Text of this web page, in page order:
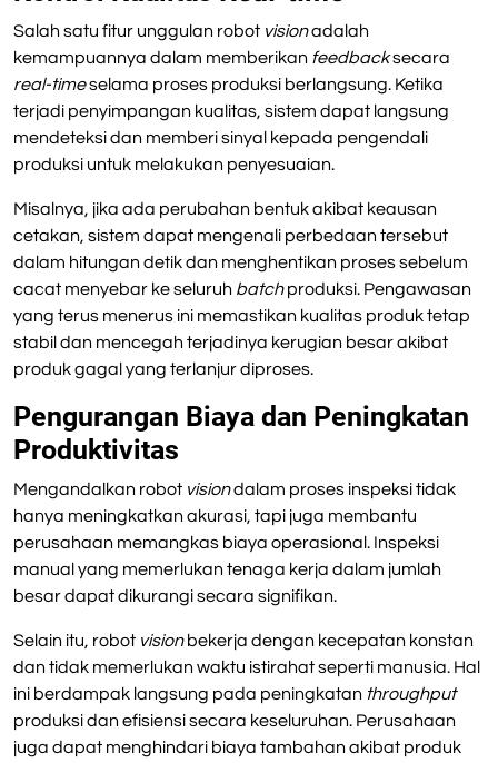
Salah satu fitur unggulan robot visionadalah
kemampuannya dalam memberikan feedbacksecara
real-timeselama proses produksi berlangsung. Ketika
terjadi penyimpangan kualitas, sistem dapat langsung
mendeteksi dan memberi sinyal kepada pengendali
produksi untuk melakukan penyesuaian.
Misalnya, jika ada perubahan bentuk akibat keausan
cetakan, sistem dapat mengenali perbedaan tersebut
dalam hitungan detik dan menghentikan proses sebelum
cacat menyebar ke seluruh batchproduksi. Pengawasan
yang terus menerus ini memastikan kualitas produk tetap
stabil dan mencegah terjadinya kerugian besar akibat
produk gagal yang terlanjur diproses.
Pengurangan Biaya dan Peningkatan
Produktivitas
Mengandalkan robot visiondalam proses inspeksi tidak
hanya meningkatkan akurasi, tapi juga membantu
perusahaan memangkas biaya operasional. Inspeksi
manual yang memerlukan tenaga kerja dalam jumlah
besar dapat dikurangi secara signifikan.
Selain itu, robot visionbekerja dengan kecepatan konstan
dan tidak memerlukan waktu istirahat seperti manusia. Hal
ini berdampak langsung pada peningkatan throughput
produksi dan efisiensi secara keseluruhan. Perusahaan
juga dapat menghindari biaya tambahan akibat produk